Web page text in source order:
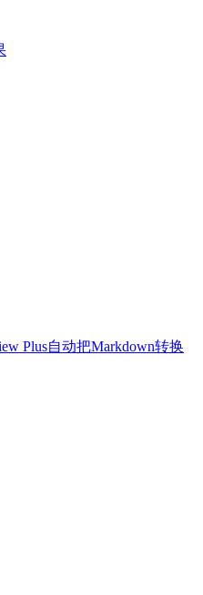
Plus自动把Markdown转换